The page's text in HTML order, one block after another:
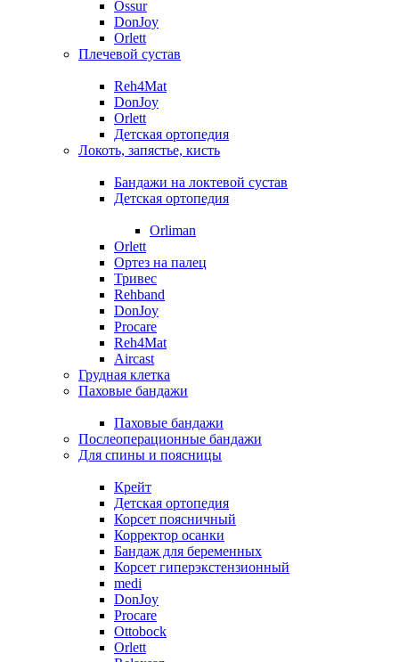
Ossur
DonJoy
Orlett
Плечевой сустав
Reh4Mat
DonJoy
Orlett
Детская ортопедия
Локоть, запястье, кисть
Бандажи на локтевой сустав
Детская ортопедия
Orliman
Orlett
Ортез на палец
Тривес
Rehband
DonJoy
Procare
Reh4Mat
Aircast
Грудная клетка
Паховые бандажи
Паховые бандажи
Послеоперационные бандажи
Для спины и поясницы
Крейт
Детская ортопедия
Корсет поясничный
Корректор осанки
Бандаж для беременных
Корсет гиперэкстензионный
medi
DonJoy
Procare
Ottobock
Orlett